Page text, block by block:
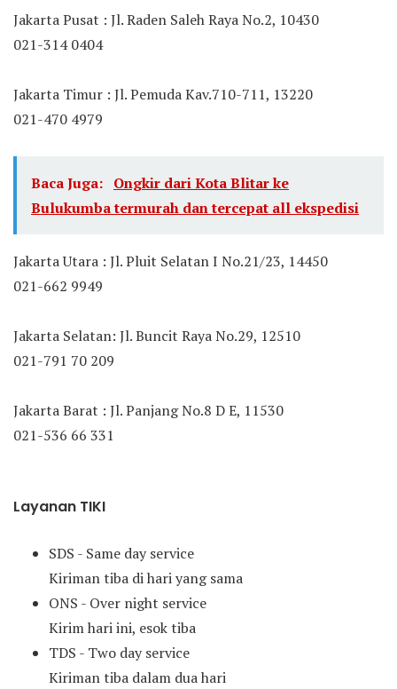
Jakarta Pusat : Jl. Raden Saleh Raya No.2, 10430
021-314 0404
Jakarta Timur : Jl. Pemuda Kav.710-711, 13220
021-470 4979
Baca Juga: Ongkir dari Kota Blitar ke
Bulukumba termurah dan tercepat all ekspedisi
Jakarta Utara : Jl. Pluit Selatan I No.21/23, 14450
021-662 9949
Jakarta Selatan: Jl. Buncit Raya No.29, 12510
021-791 70 209
Jakarta Barat : Jl. Panjang No.8 D E, 11530
021-536 66 331
Layanan TIKI
SDS - Same day service
Kiriman tiba di hari yang sama
ONS - Over night service
Kirim hari ini, esok tiba
TDS - Two day service
Kiriman tiba dalam dua hari